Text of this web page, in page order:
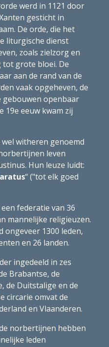
werd in 1121 door
gesticht in
De orde, die het
liturgische dienst
zoals zielzorg en
tot grote bloei. De
aan de rand van de
vaak opgeheven, de
gebouwen openbaar
19e eeuw kwam zij
witheren genoemd
leven
Hun leuze luidt:
“ ("tot elk goed
federatie van 36
mannelijke religieuzen.
ongeveer 1300 leden,
en 26 landen.
ingedeeld in zes
Brabantse, de
de Duitstalige en de
circarie omvat de
en Vlaanderen.
norbertijnen hebben
leden